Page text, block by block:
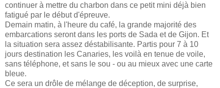
continuer à mettre du charbon dans ce petit mini déjà bien
fatigué par le début d'épreuve.
Demain matin, à l'heure du café, la grande majorité des
embarcations seront dans les ports de Sada et de Gijon. Et
la situation sera assez déstabilisante. Partis pour 7 à 10
jours destination les Canaries, les voilà en tenue de voile,
sans téléphone, et sans le sou - ou au mieux avec une carte
bleue.
Ce sera un drôle de mélange de déception, de surprise,